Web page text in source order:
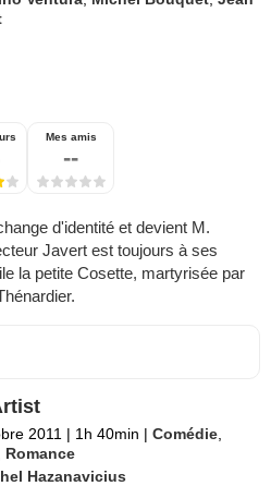
Mes amis
--
d'identité et devient M.
Javert est toujours à ses
la petite Cosette, martyrisée par
2011 | 1h 40min | Comédie
Romance
Hazanavicius